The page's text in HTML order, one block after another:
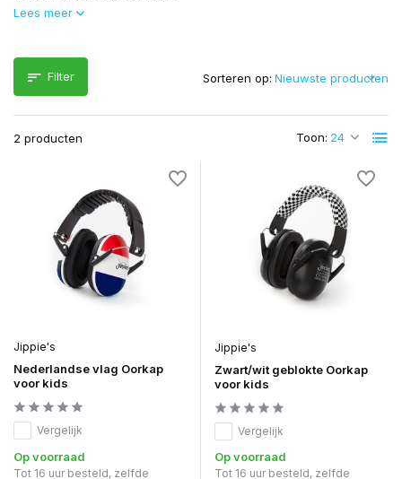
Lees meer
Filter
2 producten Toon:
Sorteren op:
Jippie's
Nederlandse vlag Oorkap
voor kids
Vergelijk
Op voorraad
Tot 16 uur besteld, zelfde
Jippie's
Zwart/wit geblokte Oorkap
voor kids
Vergelijk
Op voorraad
Tot 16 uur besteld, zelfde